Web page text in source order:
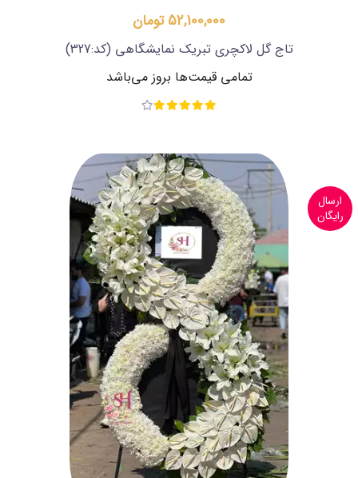
52,100,000 تومان
تاج گل لاکچری تبریک نمایشگاهی (کد:327)
تمامی قیمت‌ها بروز می‌باشد
ارسال
رایگان